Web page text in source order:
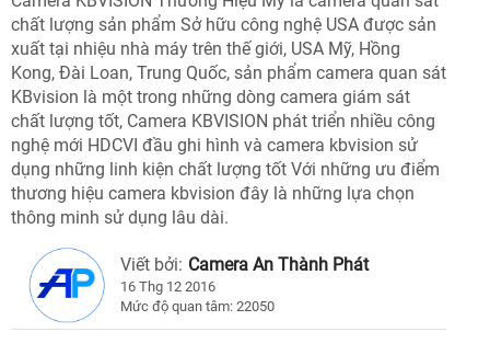
chất lượng sản phẩm Sở hữu công nghệ USA được sản
xuất tại nhiệu nhà máy trên thế giới, USA Mỹ, Hồng
Kong, Đài Loan, Trung Quốc, sản phẩm camera quan sát
KBvision là một trong những dòng camera giám sát
chất lượng tốt, Camera KBVISION phát triển nhiều công
nghệ mới HDCVI đầu ghi hình và camera kbvision sử
dụng những linh kiện chất lượng tốt Với những ưu điểm
thương hiệu camera kbvision đây là những lựa chọn
thông minh sử dụng lâu dài.
Viết bởi: Camera An Thành Phát
16 Thg 12 2016
Mức độ quan tâm: 22050